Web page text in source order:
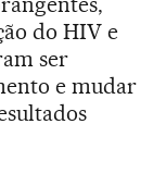
do HIV e
ser
e mudar